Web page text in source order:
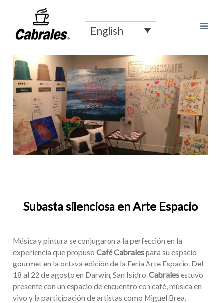
English
Subasta silenciosa en Arte Espacio
Música y pintura se conjugaron a la perfección en la
experiencia que propuso Café Cabralespara su espacio
gourmet en la octava edición de la Feria Arte Espacio. Del
18 al 22 de agosto en Darwin, San Isidro,Cabralesestuvo
presente con un espacio de encuentro con café, música en
vivo y la participación de artistas como Miguel Brea,